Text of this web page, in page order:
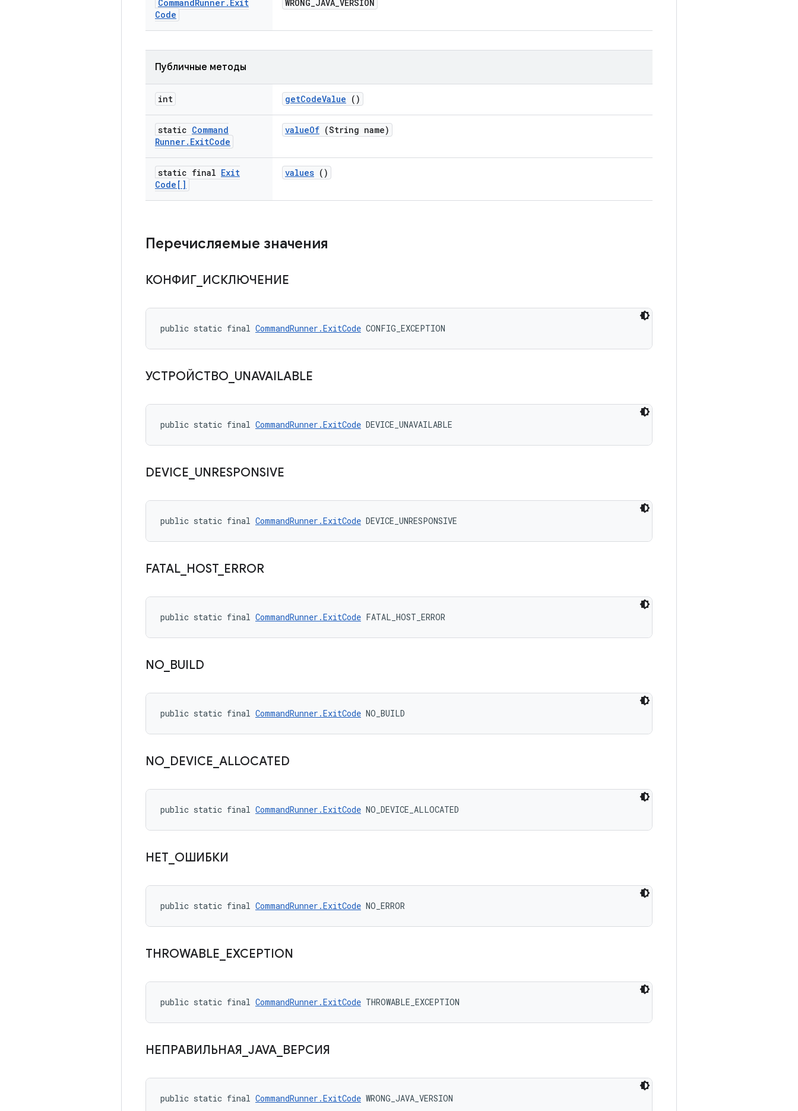
CommandRunner. Exit
Code
WRONG_JAVA_VERSION
Публичные методы
int getCodeValue ()
static Command
Runner. ExitCode
valueOf (String name)
static final Exit
Code[]
values ()
Перечисляемые значения
КОНФИГ ИСКЛЮЧЕНИЕ
public static final CommandRunner.ExitCode CONFIG_EXCEPTION
УСТРОЙСТВО UNAVAILABLE
public static final CommandRunner.ExitCode DEVICE_UNAVAILABLE
DEVICE UNRESPONSIVE
public static final CommandRunner.ExitCode DEVICE_UNRESPONSIVE
FATAL HOST_ ERROR
public static final CommandRunner.ExitCode FATAL_HOST_ERROR
NO BUILD
public static final CommandRunner.ExitCode NO_BUILD
NO DEVICE ALLOCATED
public static final CommandRunner.ExitCode NO_DEVICE_ALLOCATED
НЕТ ОШИБКИ
public static final CommandRunner.ExitCode NO_ERROR
THROWABLE EXCEPTION
public static final CommandRunner.ExitCode THROWABLE_EXCEPTION
НЕПРАВИЛЬНАЯ JAVA ВЕРСИЯ
public static final CommandRunner.ExitCode WRONG_JAVA_VERSION